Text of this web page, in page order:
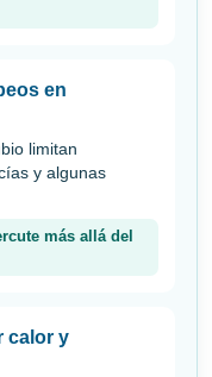
en
limitan
y algunas
más allá del
calor y